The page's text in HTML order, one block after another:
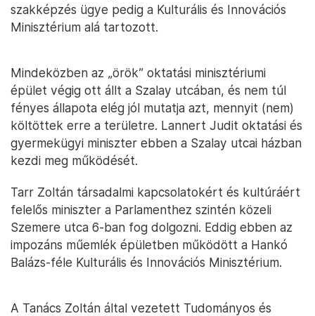
szakképzés ügye pedig a Kulturális és Innovációs
Minisztérium alá tartozott.
Mindeközben az „örök” oktatási minisztériumi
épület végig ott állt a Szalay utcában, és nem túl
fényes állapota elég jól mutatja azt, mennyit (nem)
költöttek erre a területre. Lannert Judit oktatási és
gyermekügyi miniszter ebben a Szalay utcai házban
kezdi meg működését.
Tarr Zoltán társadalmi kapcsolatokért és kultúráért
felelős miniszter a Parlamenthez szintén közeli
Szemere utca 6-ban fog dolgozni. Eddig ebben az
impozáns műemlék épületben működött a Hankó
Balázs-féle Kulturális és Innovációs Minisztérium.
A Tanács Zoltán által vezetett Tudományos és